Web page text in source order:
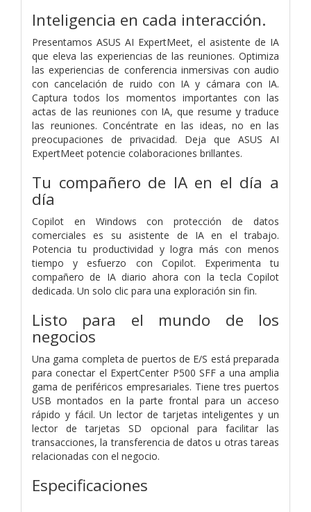
Inteligencia en cada interacción.
Presentamos ASUS AI ExpertMeet, el asistente de IA
que eleva las experiencias de las reuniones. Optimiza
las experiencias de conferencia inmersivas con audio
con cancelación de ruido con IA y cámara con IA.
Captura todos los momentos importantes con las
actas de las reuniones con IA, que resume y traduce
las reuniones. Concéntrate en las ideas, no en las
preocupaciones de privacidad. Deja que ASUS AI
ExpertMeet potencie colaboraciones brillantes.
Tu compañero de IA en el día a
día
Copilot en Windows con protección de datos
comerciales es su asistente de IA en el trabajo.
Potencia tu productividad y logra más con menos
tiempo y esfuerzo con Copilot. Experimenta tu
compañero de IA diario ahora con la tecla Copilot
dedicada. Un solo clic para una exploración sin fin.
Listo para el mundo de los
negocios
Una gama completa de puertos de E/S está preparada
para conectar el ExpertCenter P500 SFF a una amplia
gama de periféricos empresariales. Tiene tres puertos
USB montados en la parte frontal para un acceso
rápido y fácil. Un lector de tarjetas inteligentes y un
lector de tarjetas SD opcional para facilitar las
transacciones, la transferencia de datos u otras tareas
relacionadas con el negocio.
Especificaciones